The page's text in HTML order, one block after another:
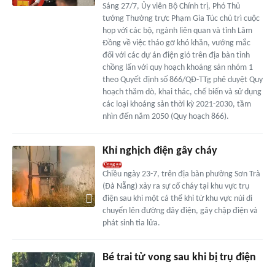
Sáng 27/7, Ủy viên Bộ Chính trị, Phó Thủ
tướng Thường trực Phạm Gia Túc chủ trì cuộc
họp với các bộ, ngành liên quan và tỉnh Lâm
Đồng về việc tháo gỡ khó khăn, vướng mắc
đối với các dự án điện gió trên địa bàn tỉnh
chồng lấn với quy hoạch khoáng sản nhóm 1
theo Quyết định số 866/QĐ-TTg phê duyệt Quy
hoạch thăm dò, khai thác, chế biến và sử dụng
các loại khoáng sản thời kỳ 2021-2030, tầm
nhìn đến năm 2050 (Quy hoạch 866).
Khỉ nghịch điện gây cháy
Chiều ngày 23-7, trên địa bàn phường Sơn Trà
(Đà Nẵng) xảy ra sự cố cháy tại khu vực trụ
điện sau khi một cá thể khỉ từ khu vực núi di
chuyển lên đường dây điện, gây chập điện và
phát sinh tia lửa.
Bé trai tử vong sau khi bị trụ điện